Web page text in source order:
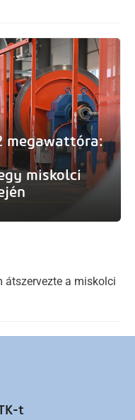
megawattóra:
miskolci
átszervezte a miskolci
t